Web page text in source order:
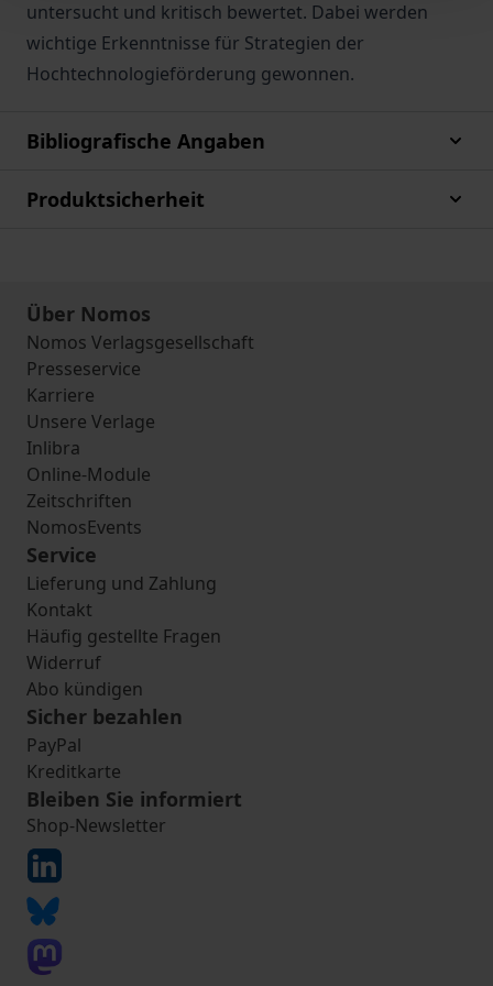
untersucht und kritisch bewertet. Dabei werden
wichtige Erkenntnisse für Strategien der
Hochtechnologieförderung gewonnen.
Bibliografische Angaben
Produktsicherheit
Über Nomos
Nomos Verlagsgesellschaft
Presseservice
Karriere
Unsere Verlage
Inlibra
Online-Module
Zeitschriften
NomosEvents
Service
Lieferung und Zahlung
Kontakt
Häufig gestellte Fragen
Widerruf
Abo kündigen
Sicher bezahlen
PayPal
Kreditkarte
Bleiben Sie informiert
Shop-Newsletter